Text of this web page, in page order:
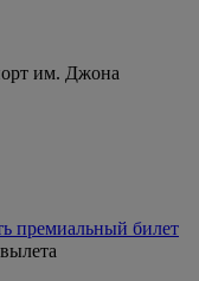
им. Джона
премиальный билет